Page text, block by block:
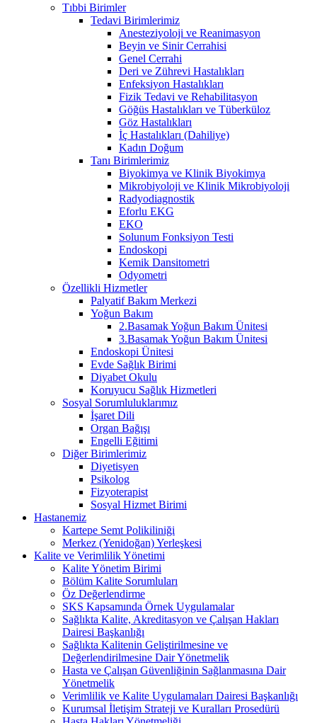
Tıbbi Birimler
Tedavi Birimlerimiz
Anesteziyoloji ve Reanimasyon
Beyin ve Sinir Cerrahisi
Genel Cerrahi
Deri ve Zührevi Hastalıkları
Enfeksiyon Hastalıkları
Fizik Tedavi ve Rehabilitasyon
Göğüs Hastalıkları ve Tüberküloz
Göz Hastalıkları
İç Hastalıkları (Dahiliye)
Kadın Doğum
Tanı Birimlerimiz
Biyokimya ve Klinik Biyokimya
Mikrobiyoloji ve Klinik Mikrobiyoloji
Radyodiagnostik
Eforlu EKG
EKO
Solunum Fonksiyon Testi
Endoskopi
Kemik Dansitometri
Odyometri
Özellikli Hizmetler
Palyatif Bakım Merkezi
Yoğun Bakım
2.Basamak Yoğun Bakım Ünitesi
3.Basamak Yoğun Bakım Ünitesi
Endoskopi Ünitesi
Evde Sağlık Birimi
Diyabet Okulu
Koruyucu Sağlık Hizmetleri
Sosyal Sorumluluklarımız
İşaret Dili
Organ Bağışı
Engelli Eğitimi
Diğer Birimlerimiz
Diyetisyen
Psikolog
Fizyoterapist
Sosyal Hizmet Birimi
Hastanemiz
Kartepe Semt Polikiliniği
Merkez (Yenidoğan) Yerleşkesi
Kalite ve Verimlilik Yönetimi
Kalite Yönetim Birimi
Bölüm Kalite Sorumluları
Öz Değerlendirme
SKS Kapsamında Örnek Uygulamalar
Sağlıkta Kalite, Akreditasyon ve Çalışan Hakları
Dairesi Başkanlığı
Sağlıkta Kalitenin Geliştirilmesine ve
Değerlendirilmesine Dair Yönetmelik
Hasta ve Çalışan Güvenliğinin Sağlanmasına Dair
Yönetmelik
Verimlilik ve Kalite Uygulamaları Dairesi Başkanlığı
Kurumsal İletişim Strateji ve Kuralları Prosedürü